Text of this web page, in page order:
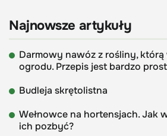
Najnowsze artykuły
Darmowy nawóz z rośliny, którą
ogrodu. Przepis jest bardzo
Budleja skrętolistna
Wełnowce na hortensjach. Jak
ich pozbyć?